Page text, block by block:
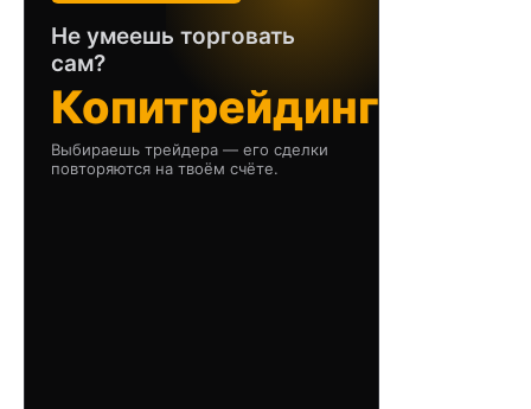
Не умеешь торговать
сам?
Копитрейдинг
Выбираешь трейдера — его сделки
повторяются на твоём счёте.